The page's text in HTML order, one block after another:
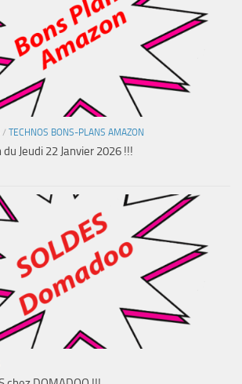
/ TECHNOS BONS-PLANS AMAZON
Jeudi 22 Janvier 2026 !!!